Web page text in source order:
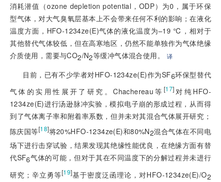
消耗潜值（ozone depletion potential，ODP）为0，属于环保
型气体，对大气臭氧层基本上不会带来任何不利的影响；在液化
温度方面，HFO-1234ze(E)气体的液化温度为–19 ℃，相对于
其他替代气体较低，但在高寒地区，仍然不能单独作为气体绝缘
介质使用，需要与CO2/N2等缓冲气体混合使用。 译
目前，已有不少学者对HFO-1234ze(E)作为SF6环保型替代
气体的实用性展开了研究。Chachereau等 [17]对纯HFO-
1234ze(E)进行汤逊脉冲实验，模拟电子崩的形成过程，从而得
到了气体离子率和附着率系数，但并未对其混合气体展开研究；
陈庆国等[18]将20%HFO-1234ze(E)和80%N2混合气体在不同电
场下进行击穿试验，结果发现其绝缘性能优良，在绝缘方面有替
代SF6气体的可能，但对于其在不同温度下的分解过程并未进行
研究；辛立勇等[19]基于密度泛函理论，对HFO-1234ze(E)/O2